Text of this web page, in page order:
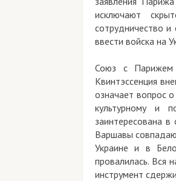
исключают
сотрудничество
ввести войска на
Союз с Парижем
Квинтэссенция
означает вопрос
культурному и
заинтересована в
Варшавы
Украине и в
провалилась. Вся
инструмент